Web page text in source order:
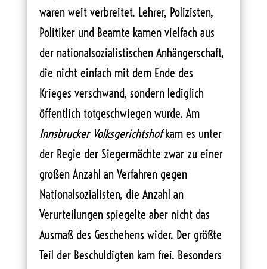
waren weit verbreitet. Lehrer, Polizisten,
Politiker und Beamte kamen vielfach aus
der nationalsozialistischen Anhängerschaft,
die nicht einfach mit dem Ende des
Krieges verschwand, sondern lediglich
öffentlich totgeschwiegen wurde. Am
Innsbrucker Volksgerichtshofkam es unter
der Regie der Siegermächte zwar zu einer
großen Anzahl an Verfahren gegen
Nationalsozialisten, die Anzahl an
Verurteilungen spiegelte aber nicht das
Ausmaß des Geschehens wider. Der größte
Teil der Beschuldigten kam frei. Besonders